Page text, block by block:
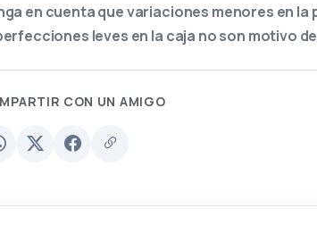
en cuenta que variaciones menores en la
leves en la caja no son motivo
CON UN AMIGO